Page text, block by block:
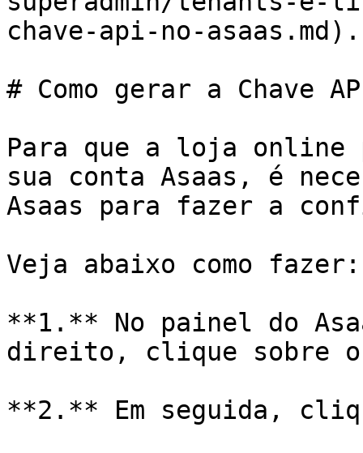
chave-api-no-asaas.md).
# Como gerar a Chave
Para que a loja online
sua conta Asaas, é
Asaas para fazer a
Veja abaixo como fazer:
**1.** No painel do
direito, clique sobre
**2.** Em seguida,